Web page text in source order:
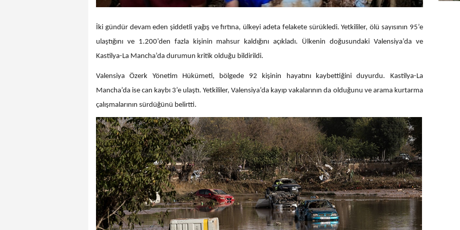
İki gündür devam eden şiddetli yağış ve fırtına, ülkeyi adeta felakete sürükledi. Yetkililer, ölü sayısının 95’e
ulaştığını ve 1.200’den fazla kişinin mahsur kaldığını açıkladı. Ülkenin doğusundaki Valensiya’da ve
Kastilya-La Mancha’da durumun kritik olduğu bildirildi.
Valensiya Özerk Yönetim Hükümeti, bölgede 92 kişinin hayatını kaybettiğini duyurdu. Kastilya-La
Mancha’da ise can kaybı 3’e ulaştı. Yetkililer, Valensiya’da kayıp vakalarının da olduğunu ve arama kurtarma
çalışmalarının sürdüğünü belirtti.